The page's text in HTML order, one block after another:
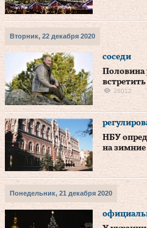
Вторник, 22 декабря 2020
соседи
Половина
26012
НБУ
на
Понедельник, 21 декабря 2020